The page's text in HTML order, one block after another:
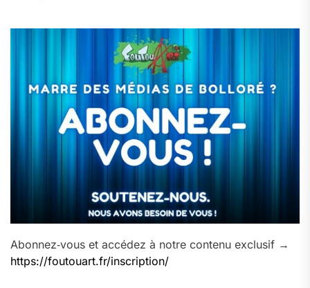
Abonnez‑vous et accédez à notre contenu exclusif →
https://foutouart.fr/inscription/